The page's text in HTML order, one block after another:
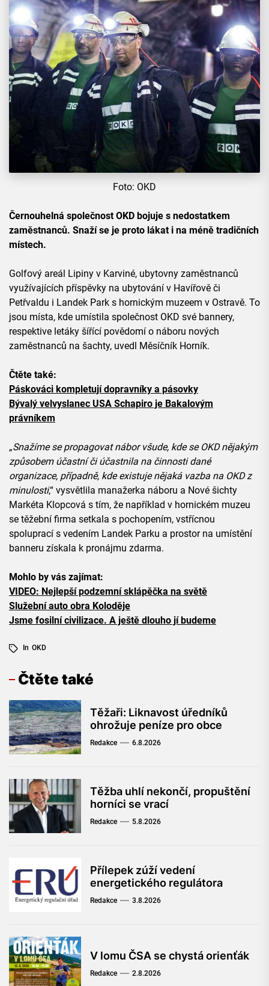
Foto: OKD
Černouhelná společnost OKD bojuje s nedostatkem
zaměstnanců. Snaží se je proto lákat i na méně tradičních
místech.
Golfový areál Lipiny v Karviné, ubytovny zaměstnanců
využívajících příspěvky na ubytování v Havířově či
Petřvaldu i Landek Park s hornickým muzeem v Ostravě. To
jsou místa, kde umístila společnost OKD své bannery,
respektive letáky šířící povědomí o náboru nových
zaměstnanců na šachty, uvedl Měsíčník Horník.
Čtěte také:
Páskováci kompletují dopravníky a pásovky
Bývalý velvyslanec USA Schapiro je Bakalovým
právníkem
„Snažíme se propagovat nábor všude, kde se OKD nějakým
způsobem účastní či účastnila na činnosti dané
organizace, případně, kde existuje nějaká vazba na OKD z
minulosti,“ vysvětlila manažerka náboru a Nové šichty
Markéta Klopcová s tím, že například v hornickém muzeu
se těžební firma setkala s pochopením, vstřícnou
spoluprací s vedením Landek Parku a prostor na umístění
banneru získala k pronájmu zdarma.
Mohlo by vás zajímat:
VIDEO: Nejlepší podzemní sklápěčka na světě
Služební auto obra Koloděje
Jsme fosilní civilizace. A ještě dlouho jí budeme
In OKD
Čtěte také
Těžaři: Liknavost úředníků
ohrožuje peníze pro obce
Redakce 6.8.2026
Těžba uhlí nekončí, propuštění
horníci se vrací
Redakce 5.8.2026
Přílepek zúží vedení
energetického regulátora
Redakce 3.8.2026
V lomu ČSA se chystá orienťák
Redakce 2.8.2026